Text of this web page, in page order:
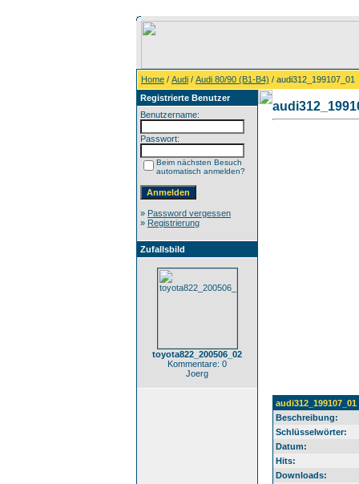
Home / Audi / Audi 80/90 (B1-B4) / audi312_199107_01
Registrierte Benutzer
Benutzername:
Passwort:
Beim nächsten Besuch
automatisch anmelden?
» Password vergessen
» Registrierung
Zufallsbild
toyota822_200506_02
Kommentare: 0
Joerg
audi312_199107_01
Beschreibung:
Schlüsselwörter:
Datum:
Hits:
Downloads: